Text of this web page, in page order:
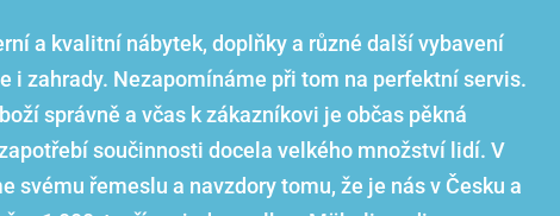
a kvalitní nábytek, doplňky a různé další vybavení
i zahrady. Nezapomínáme při tom na perfektní servis.
správně a včas k zákazníkovi je občas pěkná
součinnosti docela velkého množství lidí. V
svému řemeslu a navzdory tomu, že je nás v Česku a